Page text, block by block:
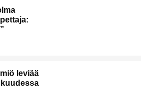
leviää